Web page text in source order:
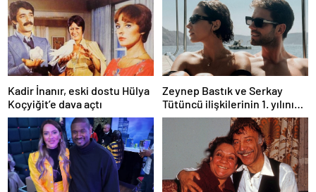
Kadir İnanır, eski dostu Hülya
Koçyiğit’e dava açtı
Zeynep Bastık ve Serkay
Tütüncü ilişkilerinin 1. yılını
kutladı